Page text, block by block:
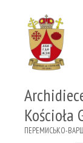
ПЕРЕМИСЬКО-